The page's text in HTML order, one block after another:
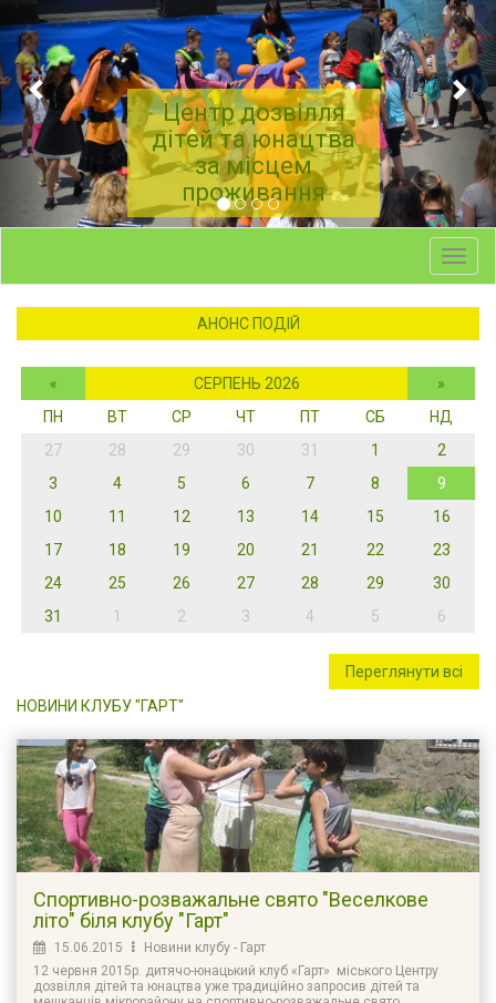
Центр дозвілля
дітей та юнацтва
за місцем
проживання
АНОНС ПОДІЙ
« СЕРПЕНЬ 2026
»
ПН
ВТ СР ЧТ ПТ СБ
НД
27
28 29 30 31 1
2
3
4 5 6 7 8
9
10
11 12 13 14 15
16
17
18 19 20 21 22
23
24
25 26 27 28 29
30
31
1 2 3 4 5 6
Переглянути всі
НОВИНИ КЛУБУ "ГАРТ"
Спортивно-розважальне свято "Веселкове
літо" біля клубу "Гарт"
15.06.2015
Новини клубу - Гарт
12 червня 2015р. дитячо-юнацький клуб «Гарт» міського Центру
дозвілля дітей та юнацтва уже традиційно запросив дітей та